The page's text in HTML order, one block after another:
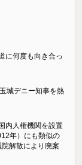
に何度も向き合っ
デニー知事を熱
内人権機関を設置
年）にも類似の
解散により廃案